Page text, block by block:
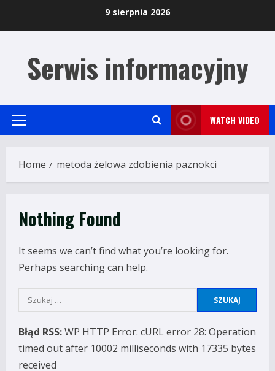
9 sierpnia 2026
Serwis informacyjny
Primary
WATCH VIDEO
Home metoda żelowa zdobienia paznokci
Nothing Found
It seems we can’t find what you’re looking for.
Perhaps searching can help.
Szukaj:
Błąd RSS:WP HTTP Error: cURL error 28: Operation
timed out after 10002 milliseconds with 17335 bytes
received